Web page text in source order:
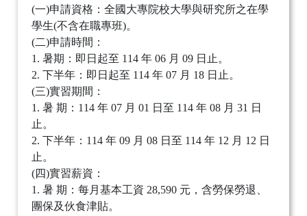
(一)申請資格：全國大專院校大學與研究所之在學
學生(不含在職專班)。
(二)申請時間：
1. 暑期：即日起至 114 年 06 月 09 日止。
2. 下半年：即日起至 114 年 07 月 18 日止。
(三)實習期間：
1. 暑 期：114 年 07 月 01 日至 114 年 08 月 31 日
止。
2. 下半年：114 年 09 月 08 日至 114 年 12 月 12 日
止。
(四)實習薪資：
1. 暑 期：每月基本工資 28,590 元，含勞保勞退、
團保及伙食津貼。